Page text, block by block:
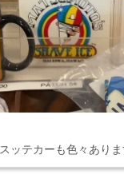
スッテカーも色々ありま